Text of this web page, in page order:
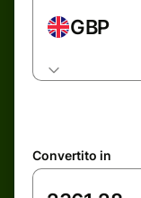
GBP
Convertito in